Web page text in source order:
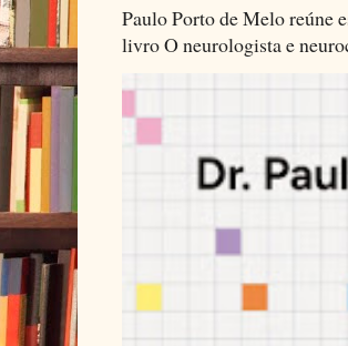
Paulo Porto de Melo reúne
livro O neurologista e